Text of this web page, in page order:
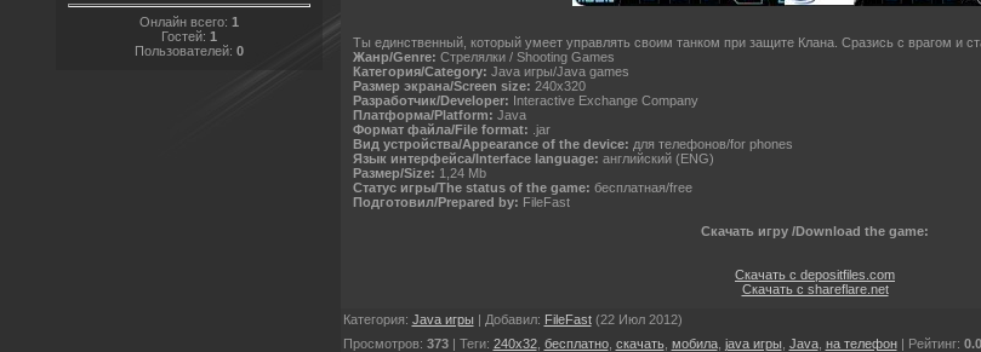
Онлайн всего: 1
Гостей: 1
Пользователей: 0
Ты единственный, который умеет управлять своим танком при защите Клана. Сразись с врагом и
Жанр/Genre: Стрелялки / Shooting Games
Категория/Category: Java игры/Java games
Размер экрана/Screen size: 240x320
Разработчик/Developer: Interactive Exchange Company
Платформа/Platform: Java
Формат файла/File format: .jar
Вид устройства/Appearance of the device: для телефонов/for phones
Язык интерфейса/Interface language: английский (ENG)
Размер/Size: 1,24 Mb
Статус игры/The status of the game: бесплатная/free
Подготовил/Prepared by: FileFast
Скачать игру /Download the game:
Скачать с depositfiles.com
Скачать с shareflare.net
Категория: Java игры | Добавил: FileFast(22 Июл 2012)
Просмотров: 373| Теги: 240x32, бесплатно, скачать, мобила, java игры Java, на телефон| Рейтинг: 0.0